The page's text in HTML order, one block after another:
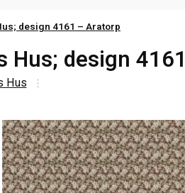
design 4161 – Aratorp
Hus; design
Hus